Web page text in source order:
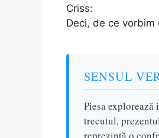
Criss:
Deci, de ce vorbim
SENSUL
Piesa
trecutul,
reprezintă o